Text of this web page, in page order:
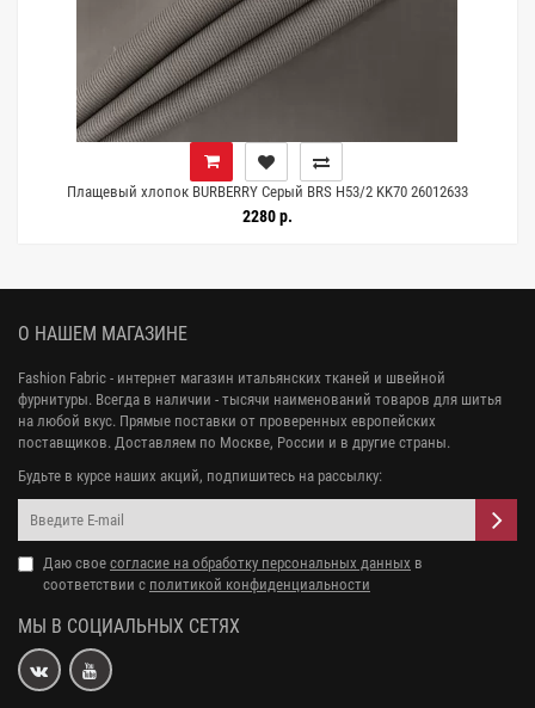
Плащевый хлопок BURBERRY Серый BRS H53/2 KK70 26012633
2280 р.
О НАШЕМ МАГАЗИНЕ
Fashion Fabric - интернет магазин итальянских тканей и швейной
фурнитуры. Всегда в наличии - тысячи наименований товаров для шитья
на любой вкус. Прямые поставки от проверенных европейских
поставщиков. Доставляем по Москве, России и в другие страны.
Будьте в курсе наших акций, подпишитесь на рассылку:
Даю свое согласие на обработку персональных данных в
соответствии с политикой конфиденциальности
МЫ В СОЦИАЛЬНЫХ СЕТЯХ